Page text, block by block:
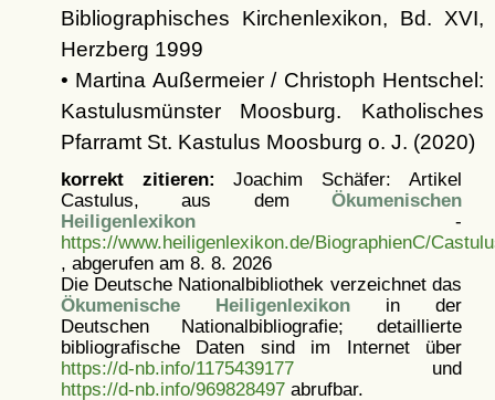
Bibliographisches Kirchenlexikon, Bd. XVI,
Herzberg 1999
• Martina Außermeier / Christoph Hentschel:
Kastulusmünster Moosburg. Katholisches
Pfarramt St. Kastulus Moosburg o. J. (2020)
korrekt zitieren: Joachim Schäfer: Artikel
Castulus, aus dem Ökumenischen
Heiligenlexikon-
https://www.heiligenlexikon.de/BiographienC/
, abgerufen am 8. 8. 2026
Die Deutsche Nationalbibliothek verzeichnet das
Ökumenische Heiligenlexikonin der
Deutschen Nationalbibliografie; detaillierte
bibliografische Daten sind im Internet über
https://d-nb.info/1175439177und
https://d-nb.info/969828497abrufbar.